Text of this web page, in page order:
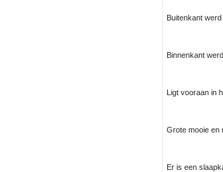
Buitenkant
Binnenkant
Ligt vooraan in
Grote mooie en
Er is een